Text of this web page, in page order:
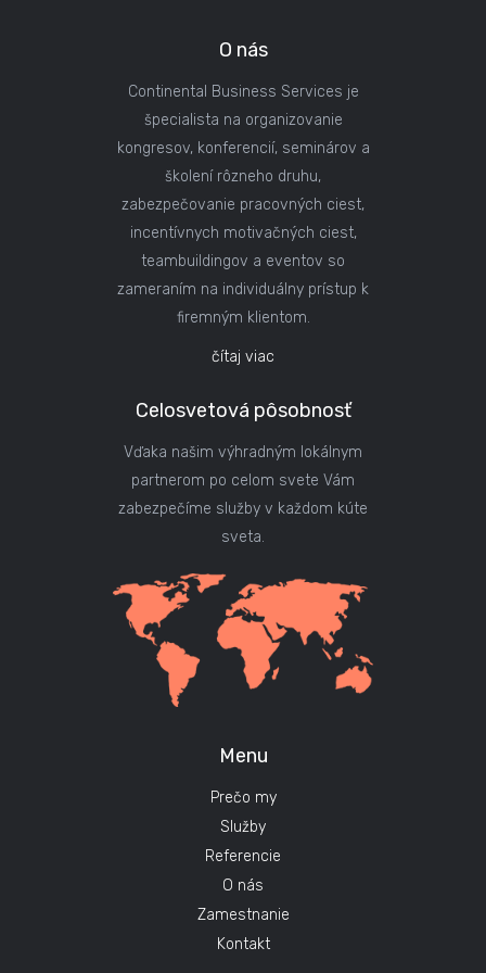
O nás
Continental Business Services je
špecialista na organizovanie
kongresov, konferencií, seminárov a
školení rôzneho druhu,
zabezpečovanie pracovných ciest,
incentívnych motivačných ciest,
teambuildingov a eventov so
zameraním na individuálny prístup k
firemným klientom.
čítaj viac
Celosvetová pôsobnosť
Vďaka našim výhradným lokálnym
partnerom po celom svete Vám
zabezpečíme služby v každom kúte
sveta.
Menu
Prečo my
Služby
Referencie
O nás
Zamestnanie
Kontakt